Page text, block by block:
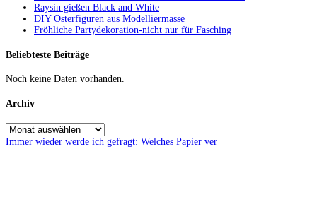
Raysin gießen Black and White
DIY Osterfiguren aus Modelliermasse
Fröhliche Partydekoration-nicht nur für Fasching
Beliebteste Beiträge
Noch keine Daten vorhanden.
Archiv
Immer wieder werde ich gefragt: Welches Papier ver